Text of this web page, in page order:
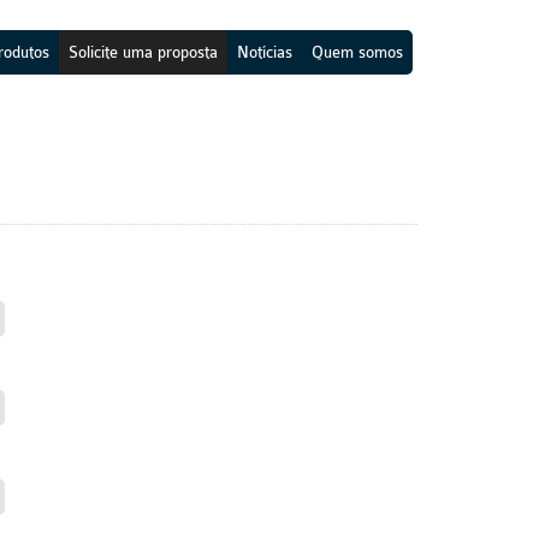
Solicite uma proposta Notícias Quem somos